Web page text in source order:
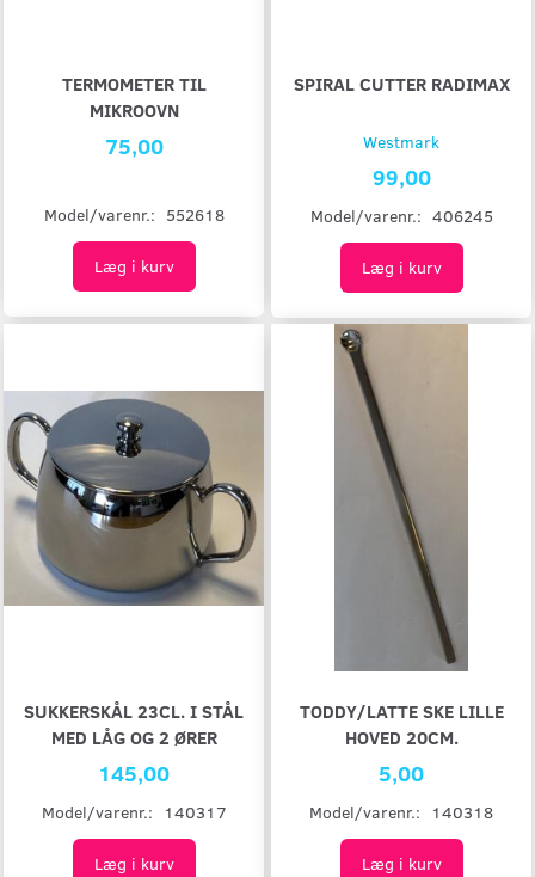
TERMOMETER TIL
MIKROOVN
75,00
Model/varenr.: 552618
Læg i kurv
SPIRAL CUTTER RADIMAX
Westmark
99,00
Model/varenr.: 406245
Læg i kurv
SUKKERSKÅL 23CL. I STÅL
MED LÅG OG 2 ØRER
145,00
Model/varenr.: 140317
Læg i kurv
TODDY/LATTE SKE LILLE
HOVED 20CM.
5,00
Model/varenr.: 140318
Læg i kurv